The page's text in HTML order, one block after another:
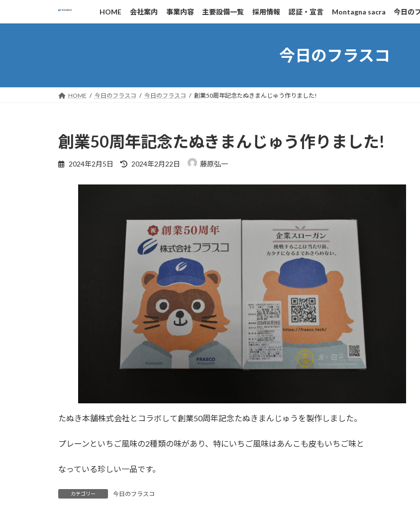
キ
に
HOME 会社案内 事業内容 主要設備一覧 採用情報 認証・宣言 Montagna sacra 今日の
今日のフラスコ
HOME 今日のフラスコ 今日のフラスコ 創業50周年記念たぬきまんじゅう作りました!
創業50周年記念たぬきまんじゅう作りました!
2024年2月5日
最
:
2024年2月22日 藤原弘一
たぬき本舗株式会社とコラボして創業50周年記念たぬきまんじゅうを製作しました。
プレーンといちご風味の2種類の味があり、特にいちご風味はあんこも皮もいちご味と
なっている珍しい一品です。
カテゴリー 今日のフラスコ